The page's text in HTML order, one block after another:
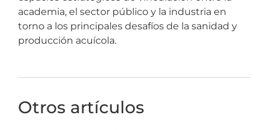
academia, el sector público y la industria en
torno a los principales desafíos de la sanidad y
producción acuícola.
Otros artículos